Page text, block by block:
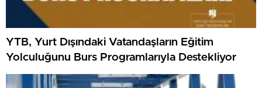
YTB, Yurt Dışındaki Vatandaşların Eğitim
Yolculuğunu Burs Programlarıyla Destekliyor